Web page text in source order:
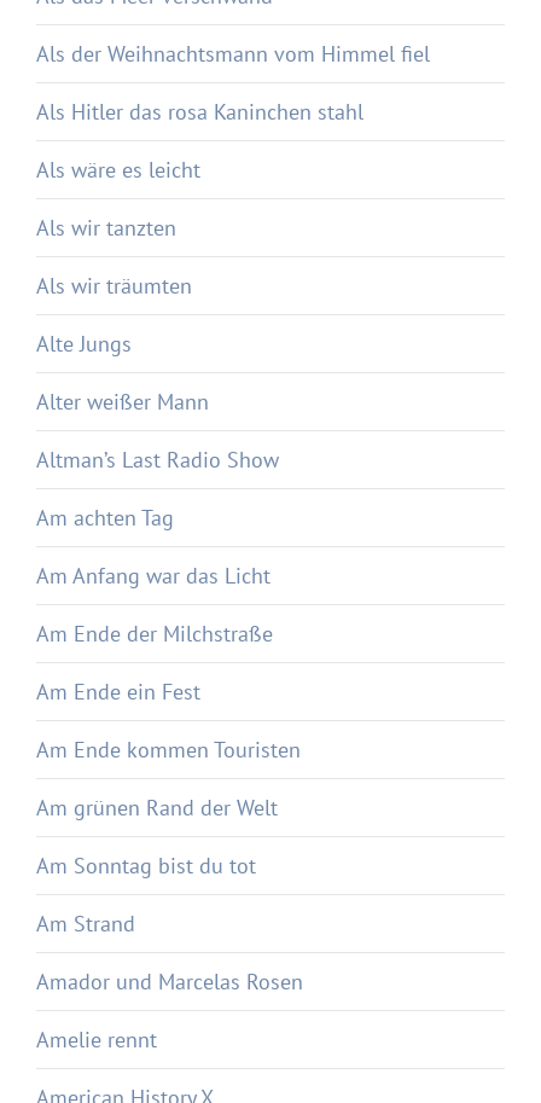
Als der Weihnachtsmann vom Himmel fiel
Als Hitler das rosa Kaninchen stahl
Als wäre es leicht
Als wir tanzten
Als wir träumten
Alte Jungs
Alter weißer Mann
Altman’s Last Radio Show
Am achten Tag
Am Anfang war das Licht
Am Ende der Milchstraße
Am Ende ein Fest
Am Ende kommen Touristen
Am grünen Rand der Welt
Am Sonntag bist du tot
Am Strand
Amador und Marcelas Rosen
Amelie rennt